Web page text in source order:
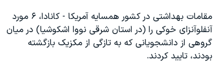
آرشیو پخش زنده
مجموعه مستندهای دادخواهی
تریبونال مردمی آبان ۹۸
دادگاه حمید نوری
مقامات بهداشتی در کشور همسایه آمریکا - کانادا، ۶ مورد
آنفلوآنزای خوکی را (در استان شرقی نووا اشکوشیا) در میان
گروهی از دانشجویانی که به تازگی از مکزیک بازگشته
بودند، تایید کردند.